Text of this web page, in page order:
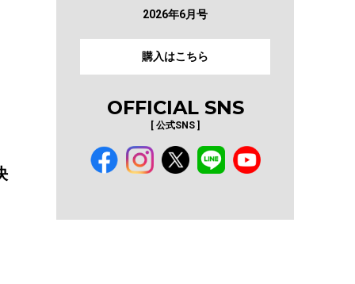
2026年6月号
購入はこちら
OFFICIAL SNS
[ 公式SNS ]